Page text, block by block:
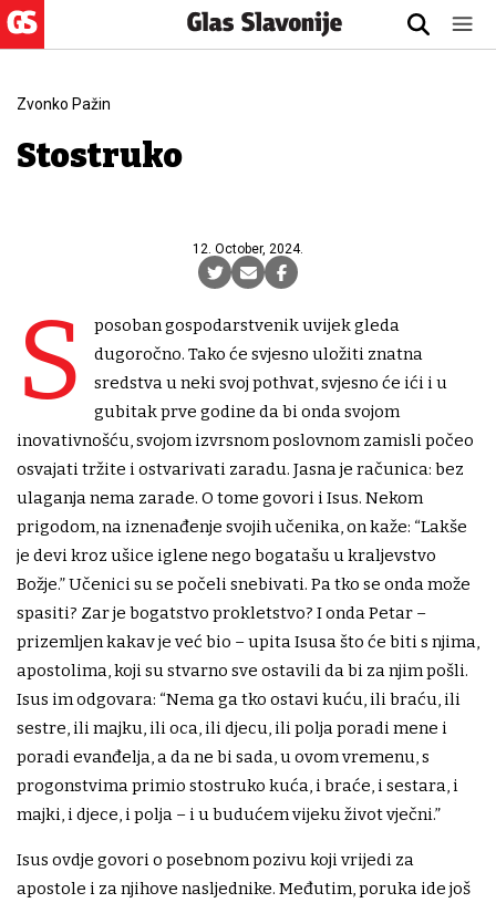
Zvonko Pažin
Stostruko
12. October, 2024.
S
posoban gospodarstvenik uvijek gleda
dugoročno. Tako će svjesno uložiti znatna
sredstva u neki svoj pothvat, svjesno će ići i u
gubitak prve godine da bi onda svojom
inovativnošću, svojom izvrsnom poslovnom zamisli počeo
osvajati tržite i ostvarivati zaradu. Jasna je računica: bez
ulaganja nema zarade. O tome govori i Isus. Nekom
prigodom, na iznenađenje svojih učenika, on kaže: “Lakše
je devi kroz ušice iglene nego bogatašu u kraljevstvo
Božje.” Učenici su se počeli snebivati. Pa tko se onda može
spasiti? Zar je bogatstvo prokletstvo? I onda Petar –
prizemljen kakav je već bio – upita Isusa što će biti s njima,
apostolima, koji su stvarno sve ostavili da bi za njim pošli.
Isus im odgovara: “Nema ga tko ostavi kuću, ili braću, ili
sestre, ili majku, ili oca, ili djecu, ili polja poradi mene i
poradi evanđelja, a da ne bi sada, u ovom vremenu, s
progonstvima primio stostruko kuća, i braće, i sestara, i
majki, i djece, i polja – i u budućem vijeku život vječni.”
Isus ovdje govori o posebnom pozivu koji vrijedi za
apostole i za njihove nasljednike. Međutim, poruka ide još